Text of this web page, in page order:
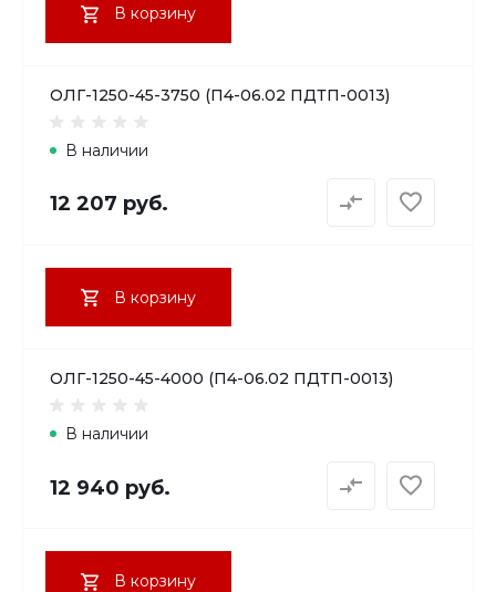
В корзину
ОЛГ-1250-45-3750 (П4-06.02 ПДТП-0013)
В наличии
12 207 руб.
В корзину
ОЛГ-1250-45-4000 (П4-06.02 ПДТП-0013)
В наличии
12 940 руб.
В корзину